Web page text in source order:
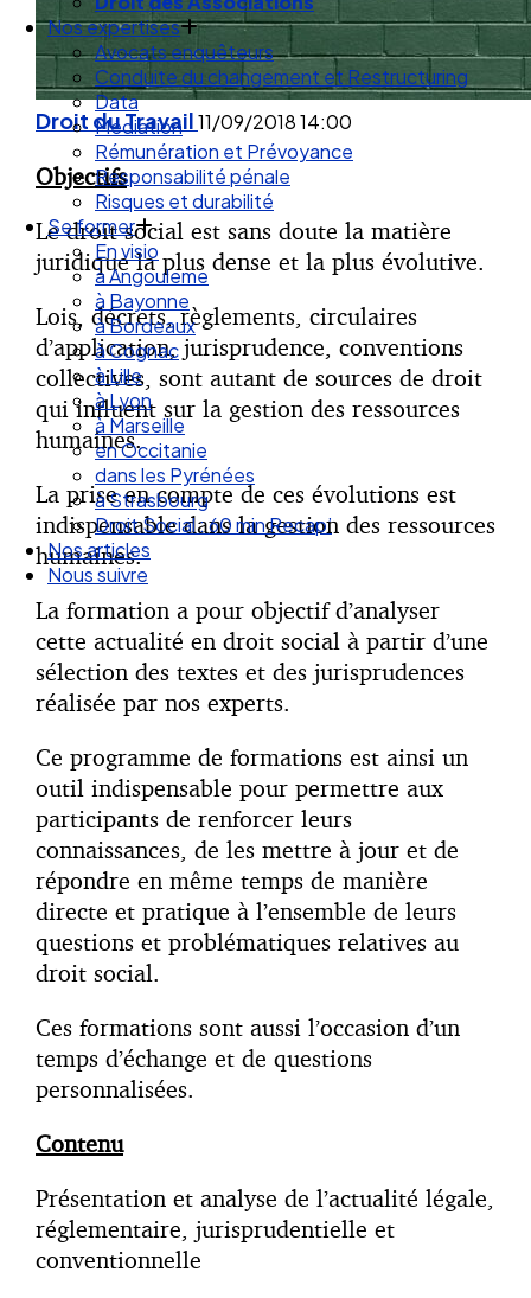
Avocats enquêteurs
Conduite du changement et Restructuring
Data
Médiation
Rémunération et Prévoyance
Responsabilité pénale
Risques et durabilité
Se former
En visio
à Angouleme
à Bayonne
à Bordeaux
à Cognac
à Lille
à Lyon
à Marseille
en Occitanie
dans les Pyrénées
à Strasbourg
Droit Social : 60 min Recap’
Nos articles
Nous suivre
Droit du Travail11/09/201814:00
Objectifs
Le droit social est sans doute la matière
juridique la plus dense et la plus évolutive.
Lois, décrets, règlements, circulaires
d’application, jurisprudence, conventions
collectives, sont autant de sources de droit
qui influent sur la gestion des ressources
humaines.
La prise en compte de ces évolutions est
indispensable dans la gestion des ressources
humaines.
La formation a pour objectif d’analyser
cette actualité en droit social à partir d’une
sélection des textes et des jurisprudences
réalisée par nos experts.
Ce programme de formations est ainsi un
outil indispensable pour permettre aux
participants de renforcer leurs
connaissances, de les mettre à jour et de
répondre en même temps de manière
directe et pratique à l’ensemble de leurs
questions et problématiques relatives au
droit social.
Ces formations sont aussi l’occasion d’un
temps d’échange et de questions
personnalisées.
Contenu
Présentation et analyse de l’actualité légale,
réglementaire, jurisprudentielle et
conventionnelle